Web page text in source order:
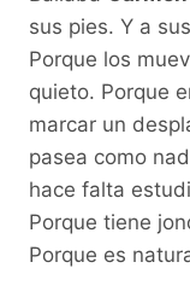
sus pies. Y a
Porque los
quieto. Porque
marcar un
pasea como
hace falta
Porque tiene
Porque es